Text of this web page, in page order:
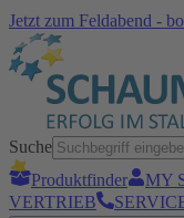
Jetzt zum Feldabend -
Suche
Produktfinder
MY
VERTRIEB